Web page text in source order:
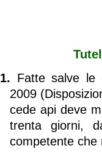
1. Fatte salve le
2009
cede api deve
trenta giorni,
competente che